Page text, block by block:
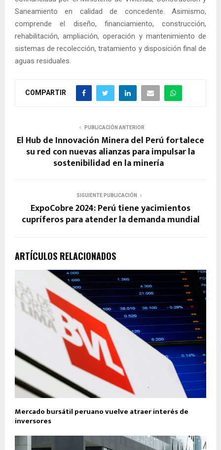
Saneamiento en calidad de concedente. Asimismo,
comprende el diseño, financiamiento, construcción,
rehabilitación, ampliación, operación y mantenimiento de
sistemas de recolección, tratamiento y disposición final de
aguas residuales.
COMPARTIR
PUBLICACIÓN ANTERIOR
El Hub de Innovación Minera del Perú fortalece
su red con nuevas alianzas para impulsar la
sostenibilidad en la minería
SIGUIENTE PUBLICACIÓN
ExpoCobre 2024: Perú tiene yacimientos
cupríferos para atender la demanda mundial
ARTÍCULOS RELACIONADOS
Mercado bursátil peruano vuelve atraer interés de
inversores